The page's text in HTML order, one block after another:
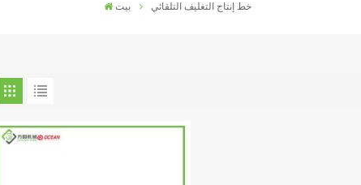
بيت خط إنتاج التغليف التلقائي